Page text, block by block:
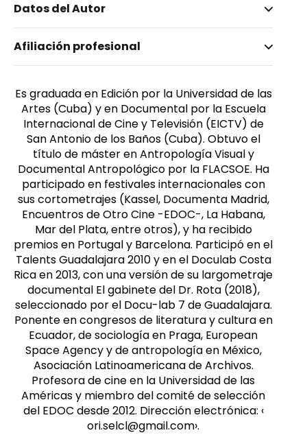
Datos del Autor
Castro López, Orisel
Afiliación profesional
Es graduada en Edición por la Universidad de las
Artes (Cuba) y en Documental por la Escuela
Internacional de Cine y Televisión (EICTV) de
San Antonio de los Baños (Cuba). Obtuvo el
título de máster en Antropología Visual y
Documental Antropológico por la FLACSOE. Ha
participado en festivales internacionales con
sus cortometrajes (Kassel, Documenta Madrid,
Encuentros de Otro Cine -EDOC-, La Habana,
Mar del Plata, entre otros), y ha recibido
premios en Portugal y Barcelona. Participó en el
Talents Guadalajara 2010 y en el Doculab Costa
Rica en 2013, con una versión de su largometraje
documental El gabinete del Dr. Rota (2018),
seleccionado por el Docu-lab 7 de Guadalajara.
Ponente en congresos de literatura y cultura en
Ecuador, de sociología en Praga, European
Space Agency y de antropología en México,
Asociación Latinoamericana de Archivos.
Profesora de cine en la Universidad de las
Américas y miembro del comité de selección
del EDOC desde 2012. Dirección electrónica: ‹
ori.selcl@gmail.com›.